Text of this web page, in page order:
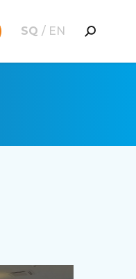
SQ / EN